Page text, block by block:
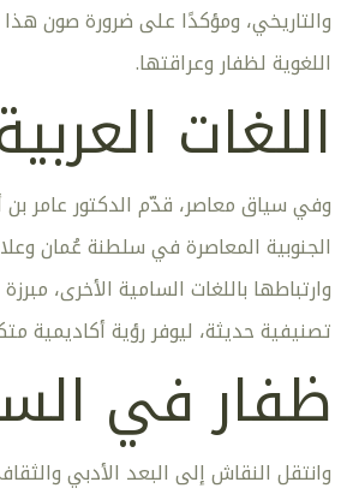
والتاريخي، ومؤكدًا على ضرورة صون هذا
اللغوية لظفار وعراقتها.
اللغات
وفي سياق معاصر، قدّم الدكتور عامر بن
الجنوبية المعاصرة في سلطنة عُمان
وارتباطها باللغات السامية الأخرى،
تصنيفية حديثة، ليوفر رؤية أكاديمية
ظفار في
وانتقل النقاش إلى البعد الأدبي